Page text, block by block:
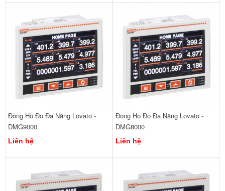
Đồng Hồ Đo Đa Năng Lovato -
DMG9000
Liên hệ
Đồng Hồ Đo Đa Năng Lovato -
DMG8000
Liên hệ